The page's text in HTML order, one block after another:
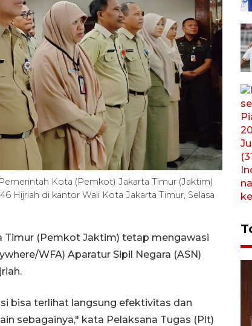
Kota (Pemkot) Jakarta Timur (Jaktim)
Hijriah di kantor Wali Kota Jakarta Timur, Selasa
Timur (Pemkot Jaktim) tetap mengawasi
WFA) Aparatur Sipil Negara (ASN)
bisa terlihat langsung efektivitas dan
sebagainya," kata Pelaksana Tugas (Plt)